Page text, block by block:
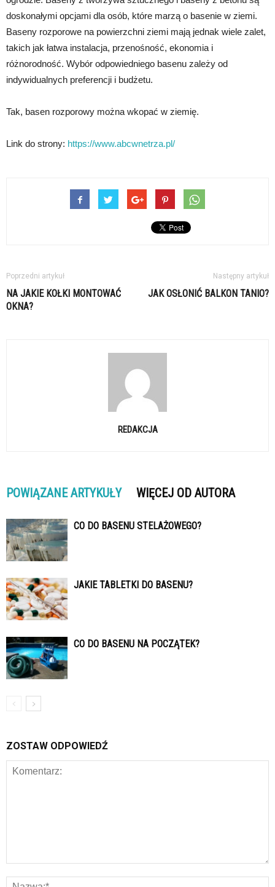
doskonałymi opcjami dla osób, które marzą o basenie w ziemi.
Baseny rozporowe na powierzchni ziemi mają jednak wiele zalet,
takich jak łatwa instalacja, przenośność, ekonomia i
różnorodność. Wybór odpowiedniego basenu zależy od
indywidualnych preferencji i budżetu.
Tak, basen rozporowy można wkopać w ziemię.
Link do strony: https://www.abcwnetrza.pl/
Poprzedni artykuł
NA JAKIE KOŁKI MONTOWAĆ
OKNA?
Następny artykuł
JAK OSŁONIĆ BALKON TANIO?
REDAKCJA
POWIĄZANE ARTYKUŁY WIĘCEJ OD AUTORA
CO DO BASENU STELAŻOWEGO?
JAKIE TABLETKI DO BASENU?
CO DO BASENU NA POCZĄTEK?
ZOSTAW ODPOWIEDŹ